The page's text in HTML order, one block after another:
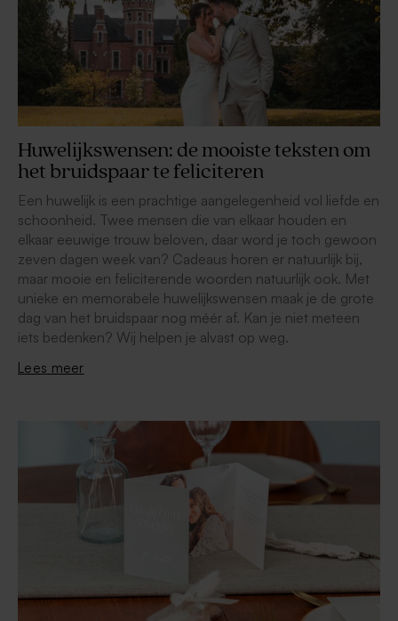
Huwelijkswensen: de mooiste teksten om
het bruidspaar te feliciteren
Een huwelijk is een prachtige aangelegenheid vol liefde en
schoonheid. Twee mensen die van elkaar houden en
elkaar eeuwige trouw beloven, daar word je toch gewoon
zeven dagen week van? Cadeaus horen er natuurlijk bij,
maar mooie en feliciterende woorden natuurlijk ook. Met
unieke en memorabele huwelijkswensen maak je de grote
dag van het bruidspaar nog méér af. Kan je niet meteen
iets bedenken? Wij helpen je alvast op weg.
Lees meer